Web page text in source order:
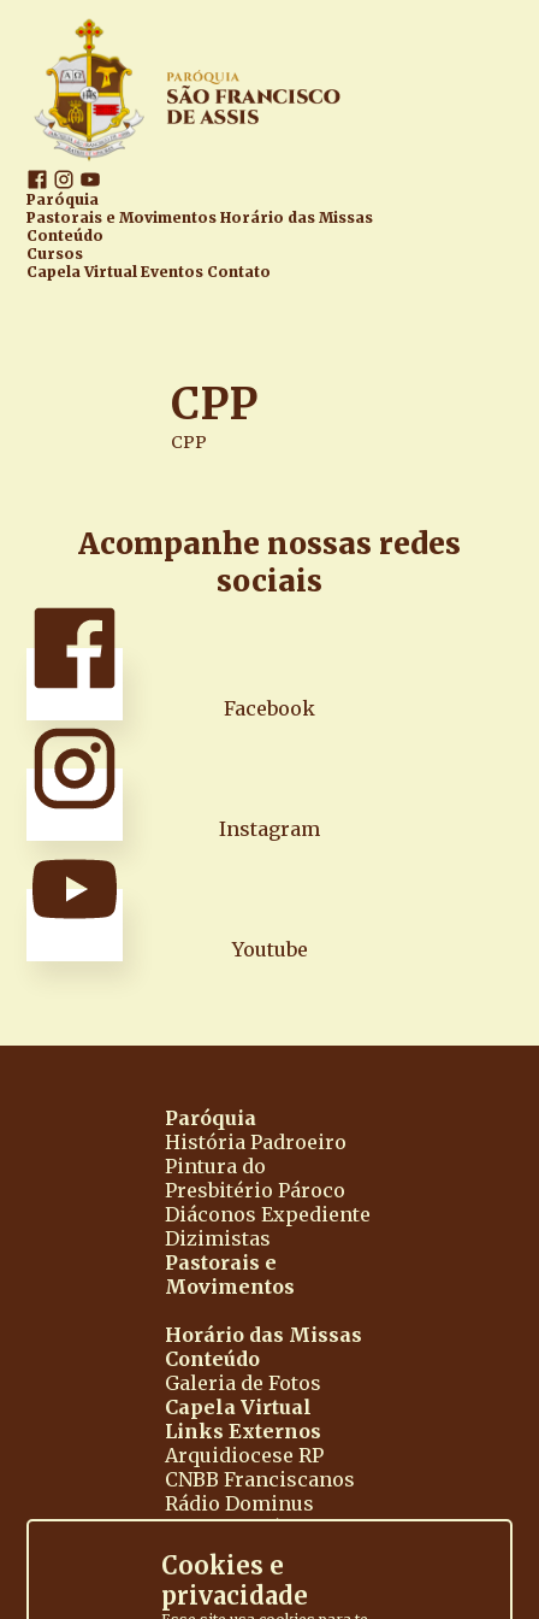
Paróquia
Pastorais e Movimentos Horário das Missas
Conteúdo
Cursos
Capela Virtual Eventos Contato
CPP
CPP
Acompanhe nossas redes
sociais
Facebook
Instagram
Youtube
Paróquia
História Padroeiro
Pintura do
Presbitério Pároco
Diáconos Expediente
Dizimistas
Pastorais e
Movimentos
Horário das Missas
Conteúdo
Galeria de Fotos
Capela Virtual
Links Externos
Arquidiocese RP
CNBB Franciscanos
Rádio Dominus
Liturgia Diária
Cookies e
privacidade